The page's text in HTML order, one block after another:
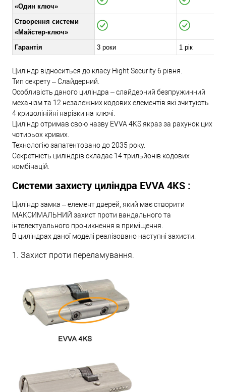
«Один ключ»
Створення системи
«Майстер-ключ»
Гарантія
3 роки 1 рік
Циліндр відноситься до класу Hight Security 6 рівня.
Тип секрету – Слайдерний.
Особливість даного циліндра – слайдерний безпружинний
механізм та 12 незалежних кодових елементів які зчитують
4 криволінійні нарізки на ключі.
Циліндр отримав свою назву EVVA 4KS якраз за рахунок цих
чотирьох кривих.
Технологію запатентовано до 2035 року.
Секретність циліндрів складає 14 трильйонів кодових
комбінацій.
Системи захисту циліндра EVVA 4KS :
Циліндр замка – елемент дверей, який має створити
МАКСИМАЛЬНИЙ захист проти вандального та
інтелектуального проникнення в приміщення.
В циліндрах даної моделі реалізовано наступні захисти.
1. Захист проти переламування.